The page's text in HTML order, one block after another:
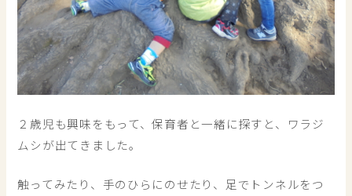
２歳児も興味をもって、保育者と一緒に探すと、ワラジ
ムシが出てきました。
触ってみたり、手のひらにのせたり、足でトンネルをつ